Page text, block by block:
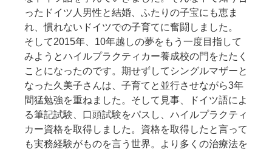
ったドイツ人男性と結婚、ふたりの子宝にも恵ま
れ、慣れないドイツでの子育てに奮闘しました。
そして2015年、10年越しの夢をもう一度目指して
みようとハイルプラクティカー養成校の門をたたく
ことになったのです。期せずしてシングルマザーと
なった久美子さんは、子育てと並行させながら3年
間猛勉強を重ねました。そして見事、ドイツ語によ
る筆記試験、口頭試験をパスし、ハイルプラクティ
カー資格を取得しました。資格を取得したと言って
も実務経験がものを言う世界。より多くの治療法を